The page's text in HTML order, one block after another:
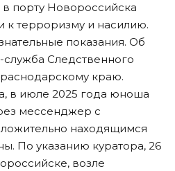
порту Новороссийска
к терроризму и насилию.
показания. Об
служба Следственного
краю.
в июле 2025 года юноша
мессенджер с
находящимся
По указанию куратора, 26
возле